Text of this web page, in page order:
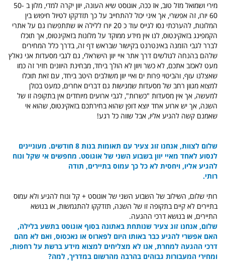
מירי ושמואל מזל טוב, אז ככה, אוגוסט שיא העונה, יוון יקרה למדי, מלון ב 50-
60 יורו, זה אפשרי, אך איני יכול להתחייב על כך תזדקקו לטיול חיפוש בין
המלונות, להערכתי נסו לגייס עוד כ 20 יורו ללילה או שתתפשרו גם על אתרי
הקמפינג בזאקינטוס, לנו אין מידע ממוקד על מלונות בזאקינטוס, אך תוכלו
לברר לגבי הזמנה באינטרנט בקישור שבראש דף זה, בדרך כלל המחירים
שלהם בהנחה לגולשים דרך אתר איי יוון הישראלי, גם לגבי מסעדות אני נאלץ
מעט לאכזב אתכם, לא כשר ויוון לא הולך ביחד, מבחינת היוונים חזיר זה כמו
שאצלנו עוף, והביטוי פרות ים ואיי יוון משולבים היטב ביחד, עם זאת תוכלו
למצוא מגוון רחב של מסעדות שמגישות גם דברים אחרים, כמעט בכולן
למעשה, אך אין מסעדות "כשרות", לגבי ארועים מיוחדים אין בתקופה זו של
השנה, אך יש ארוע אחד יוצא דופן שהוא בחירתכם בזאקינטוס, שהוא אי
שאמנם קשה להגיע אליו, אבל שווה כל רגע!
שלום לצוות,
אנחנו זוג צעיר עם תאומות בנות 8 חודשים. מעוניינים
לנסוע לאחד מאיי יוון בשבוע השני של אוגוסט. מחפשים אי שקל ונוח
להגיע אליו, ויחסית לא כל כך עמוס בתיירים, תודה
רותי.
רותי שלום, השילוב של השבוע השני של אוגוסט + קל ונוח להגיע ולא עמוס
בתיירים לא קיים בתקופה זו של השנה, תזדקקו להתגמשות, או בנושא
התיירים, או בנושא דרכי ההגעה.
שלום, אנחנו זוג צעיר שנותחת באתונה בסוף אוגוסט בתשע בלילה,
האם אפשרי להגיע כבר באותו היום לפארוס או נאכסוס, ואם לא מהם
דרכי ההגעה למחרת, אנו לא מצליחים למצוא מידע ברשת על רחפות,
ומחירי המעבורות גבוהים בהרבה מהרשום במדריך, למה?